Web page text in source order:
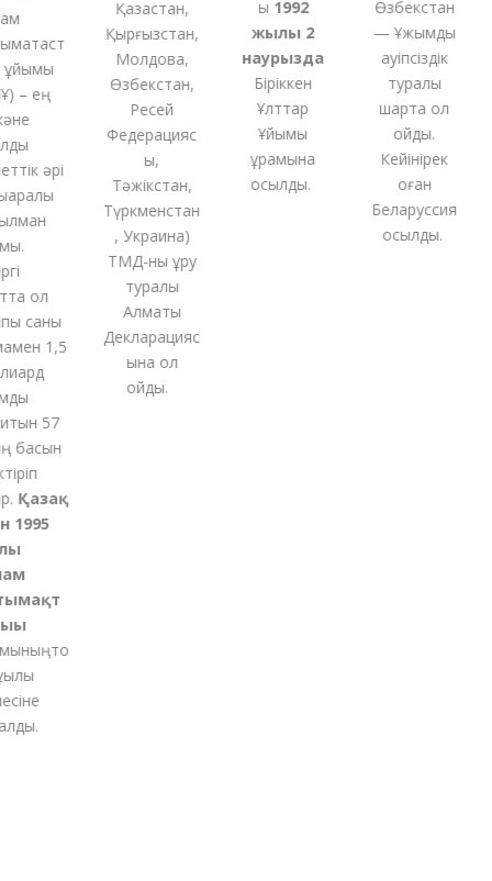
ең
әрі
ол
саны
1,5
57
Қазақ
то
Қазақстан,
Қырғызстан,
Молдова,
Өзбекстан,
Ресей
Федерацияс
Тәжікстан,
Түркменстан
Украина)
ТМД-нықұру
туралы
Алматы
Декларацияс
ына қол
қойды.
1992
жылы 2
наурызда
Біріккен
Ұлттар
Ұйымы
құрамына
қосылды.
Өзбекстан
— Ұжымдық
қауіпсіздік
туралы
шартқа қол
қойды.
Кейінірек
оған
Беларуссия
қосылды.